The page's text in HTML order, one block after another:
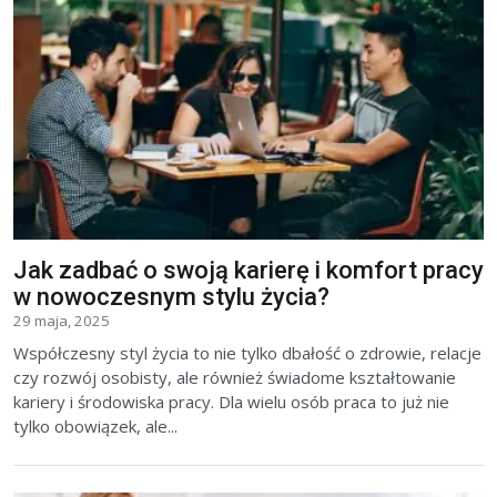
Jak zadbać o swoją karierę i komfort pracy
w nowoczesnym stylu życia?
29 maja, 2025
Współczesny styl życia to nie tylko dbałość o zdrowie, relacje
czy rozwój osobisty, ale również świadome kształtowanie
kariery i środowiska pracy. Dla wielu osób praca to już nie
tylko obowiązek, ale...